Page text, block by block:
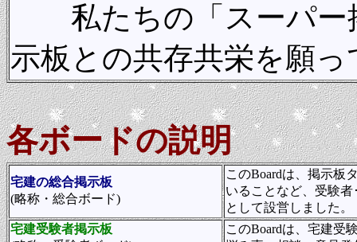
私たちの「スーパー
示板との共存共栄を願
各ボードの説明
宅建の総合掲示板
(略称・総合ボード)
このBoardは、掲示板
いることなど、受験
として設営しました。
宅建受験者掲示板
このBoardは、宅建受